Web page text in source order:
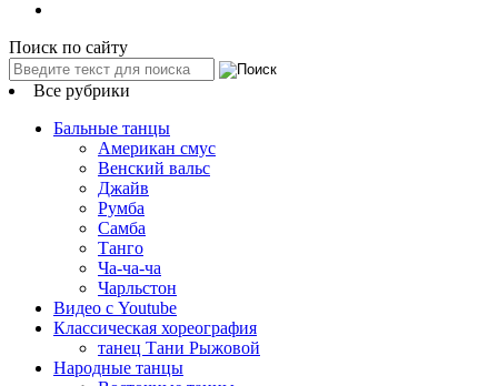
Поиск по сайту
Все рубрики
Бальные танцы
Американ смус
Венский вальс
Джайв
Румба
Самба
Танго
Ча-ча-ча
Чарльстон
Видео с Youtube
Классическая хореография
танец Тани Рыжовой
Народные танцы